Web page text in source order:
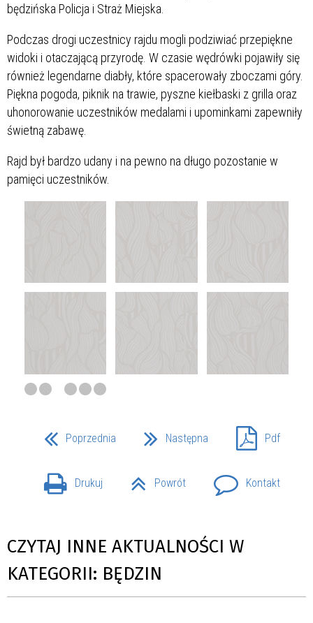
będzińska Policja i Straż Miejska.
Podczas drogi uczestnicy rajdu mogli podziwiać przepiękne
widoki i otaczającą przyrodę. W czasie wędrówki pojawiły się
również legendarne diabły, które spacerowały zboczami góry.
Piękna pogoda, piknik na trawie, pyszne kiełbaski z grilla oraz
uhonorowanie uczestników medalami i upominkami zapewniły
świetną zabawę.
Rajd był bardzo udany i na pewno na długo pozostanie w
pamięci uczestników.
Poprzednia Następna Pdf
Drukuj Powrót Kontakt
CZYTAJ INNE AKTUALNOŚCI W
KATEGORII: BĘDZIN